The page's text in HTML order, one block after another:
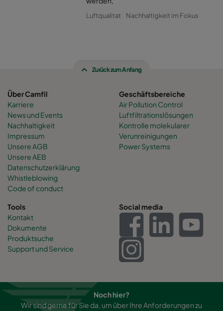
Luftqualitat Nachhaltigkeit im Fokus
Zurück zum Anfang
Über Camfil
Karriere
News und Events
Nachhaltigkeit
Impressum
Unsere AGB
Unsere AEB
Datenschutzerklärung
Whistleblowing
Code of conduct
Geschäftsbereiche
Air Pollution Control
Luftfiltrationslösungen
Kontrolle molekularer
Verunreinigungen
Power Systems
Tools
Kontakt
Dokumente
Produktsuche
Support und Service
Social media
Noch hier?
Wir sind gerne für Sie da, um über Ihre Anforderungen zu